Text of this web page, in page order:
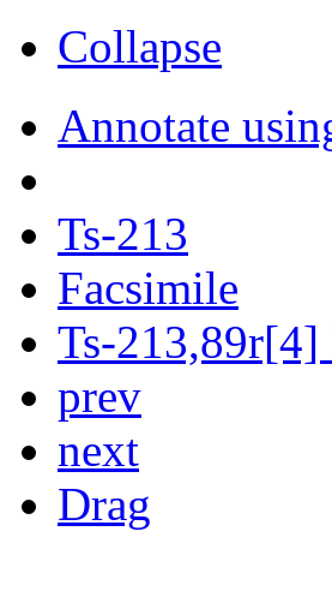
Collapse
Annotate
Ts-213
Facsimile
Ts-
prev
next
Drag